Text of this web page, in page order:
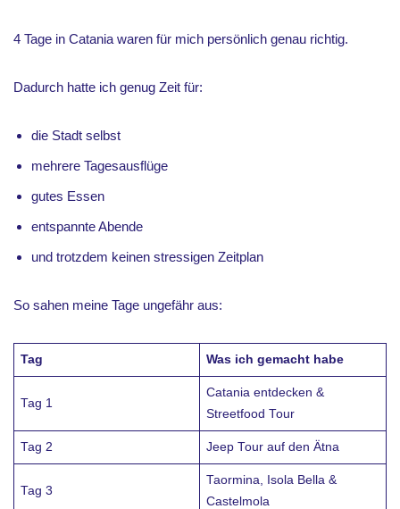
4 Tage in Catania waren für mich persönlich genau richtig.
Dadurch hatte ich genug Zeit für:
die Stadt selbst
mehrere Tagesausflüge
gutes Essen
entspannte Abende
und trotzdem keinen stressigen Zeitplan
So sahen meine Tage ungefähr aus:
Tag Was ich gemacht habe
Tag 1
Catania entdecken &
Streetfood Tour
Tag 2 Jeep Tour auf den Ätna
Tag 3
Taormina, Isola Bella &
Castelmola